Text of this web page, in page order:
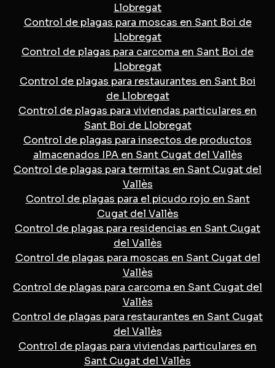
Llobregat
Control de plagas para moscas en Sant Boi de
Llobregat
Control de plagas para carcoma en Sant Boi de
Llobregat
Control de plagas para restaurantes en Sant Boi
de Llobregat
Control de plagas para viviendas particulares en
Sant Boi de Llobregat
Control de plagas para insectos de productos
almacenados IPA en Sant Cugat del Vallès
Control de plagas para termitas en Sant Cugat del
Vallès
Control de plagas para el picudo rojo en Sant
Cugat del Vallès
Control de plagas para residencias en Sant Cugat
del Vallès
Control de plagas para moscas en Sant Cugat del
Vallès
Control de plagas para carcoma en Sant Cugat del
Vallès
Control de plagas para restaurantes en Sant Cugat
del Vallès
Control de plagas para viviendas particulares en
Sant Cugat del Vallès